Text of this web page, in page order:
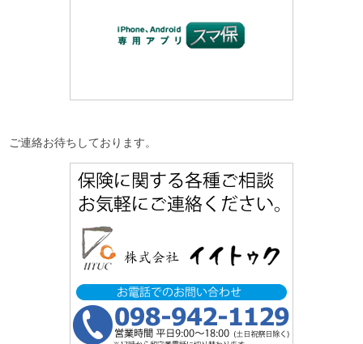
ご連絡お待ちしております。